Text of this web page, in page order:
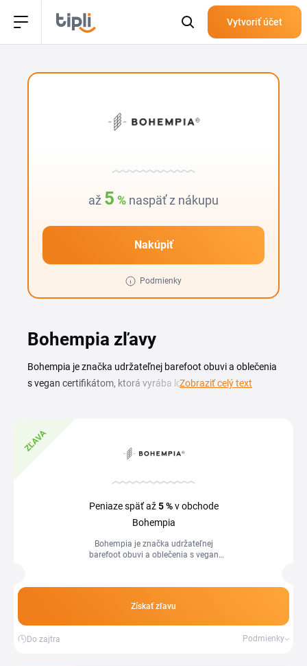
Vytvoriť účet
až 5 % naspäť z nákupu
Nakúpiť
Podmienky
Bohempia zľavy
Bohempia je značka udržateľnej barefoot obuvi a oblečenia
s vegan certifikátom, ktorá vyrába lokálne a v nadčasovom
cenovka v e-shope. Na tejto stránke nájdete aktuálny
Bohempia kupón a prehľad sezónnych akcií. Stačí si vybrať
nákup tak ušetríte už pri prvej topánke alebo kúsku
Zobraziť celý text
ZĽAVA
Peniaze späť až5 %v obchode
Bohempia
Bohempia je značka udržateľnej
barefoot obuvi a oblečenia s vegan
zľavovým...
Získať zľavu
Do zajtra Podmienky